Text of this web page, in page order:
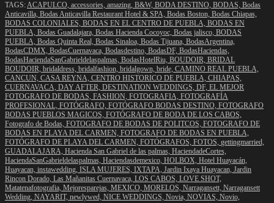
TAGS:ACAPULCO, accessories, amazing, B&W, BODA DESTINO, BODAS, Bodas
Anticavilla, Bodas Anticavilla Restaurant Hotel & SPA, Bodas Boston, Bodas Chiapas,
BODAS COLONIALES, BODAS EN EL CENTRO DE PUEBLA, BODAS EN
PUEBLA, Bodas Guadalajara, Bodas Hacienda Cocoyoc, Bodas jalisco, BODAS
PUEBLA, Bodas Quinta Real, Bodas Sinaloa, Bodas Tijuana, BodasArgentina,
BodasCDMX, BodasCuernavaca, Bodasdestino, BodasDF, BodasHaciendas,
BodasHaciendaSanGabrieldelaspalmas, BodasHotelRiu, BOUDOIR, BRIDAL
BOUDOIR, bridaldress, bridalfashion, bridalgown, bride, CAMINO REAL PUEBLA,
CANCUN, CASA REYNA, CENTRO HISTORICO DE PUEBLA, CHIAPAS,
CUERNAVACA, DAY AFTER, DESTINATION WEDDINGS, DF, EL MEJOR
FOTOGRAFO DE BODAS, FASHION, FOTOGRAFIA, FOTOGRAFÍA
PROFESIONAL, FOTÓGRAFO, FOTÓGRAFO BODAS DESTINO, FOTOGRAFO
BODAS PUEBLOS MAGICOS, FOTÓGRAFO DE BODA DE LOS CABOS,
Fotografo de Bodas, FOTOGRAFO DE BODAS DE POLITCOS, FOTOGRAFO DE
BODAS EN PLAYA DEL CARMEN, FOTOGRAFO DE BODAS EN PUEBLA,
FOTÓGRAFO DE PLAYA DEL CARMEN, FOTÓGRAFOS, FOTOS, gettingmarried,
GUADALAJARA, Hacienda San Gabriel de las palmas, HaciendadeCortes,
HaciendaSanGabrieldelaspalmas, Haciendasdemexico, HOLBOX, Hotel Huayacán,
Huayacan, instawedding, ISLA MUJERES, IXTAPA, Jardin Ixaya Huayacan, Jardin
Rincon Dorado, Las Mañanitas Cuernavaca, LOS CABOS, LOVE SHOT,
Matatenafotografia, Mejoresparejas, MEXICO, MORELOS, Narragansett, Narragansett
Wedding, NAYARIT, newlywed, NICE WEDDINGS, Novia, NOVIAS, Novio,